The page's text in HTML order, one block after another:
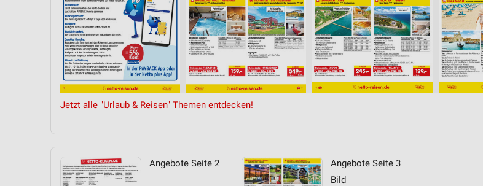
Jetzt alle "Urlaub & Reisen" Themen entdecken!
Angebote Seite 2
Angebote Seite 3
Bild
Messung der Performance von Inhalten
Analyse von Zielgruppen durch Statistiken oder Kombinationen von Daten aus verschiedenen
Entwicklung und Verbesserung der Angebote
Verwendung reduzierter Daten zur Auswahl von Inhalten
Geräte anhand von aktiv angeforderten Informationen identifizieren
Nicht-IAB-Verarbeitungszwecke: